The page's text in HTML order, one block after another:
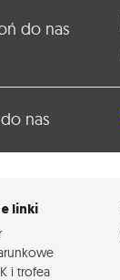
do nas
nas
linki
i trofea